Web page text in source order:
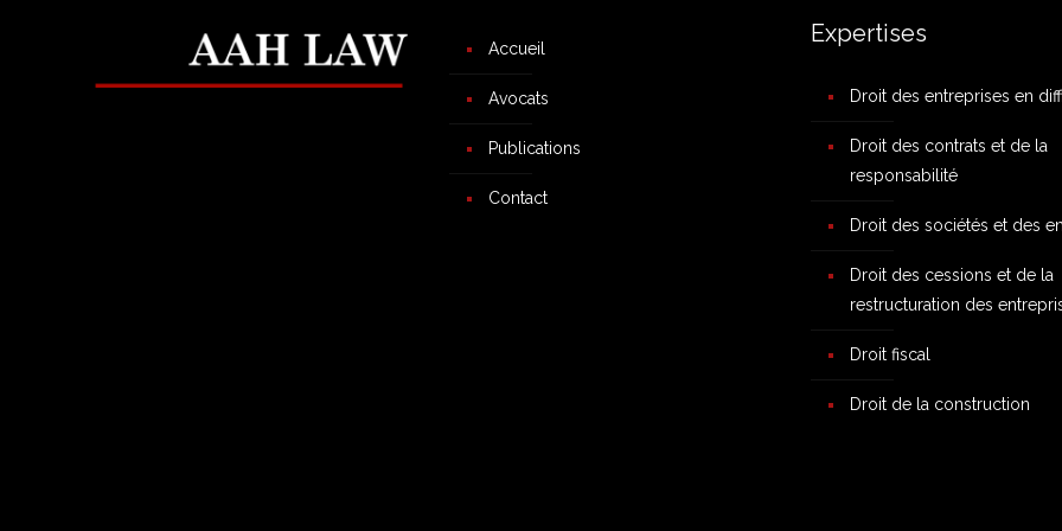
Accueil
Avocats
Publications
Contact
Expertises
Droit des entreprises en
Droit des contrats et de la
responsabilité
Droit des sociétés et des
Droit des cessions et de la
restructuration des
Droit fiscal
Droit de la construction